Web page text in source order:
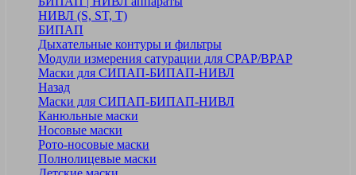
НИВЛ (S, ST, T)
БИПАП
Дыхательные контуры и фильтры
Модули измерения сатурации для CPAP/BPAP
Маски для СИПАП-БИПАП-НИВЛ
Назад
Маски для СИПАП-БИПАП-НИВЛ
Канюльные маски
Носовые маски
Рото-носовые маски
Полнолицевые маски